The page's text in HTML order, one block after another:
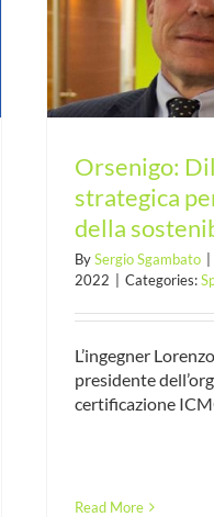
Orsenigo:
strategica
della
BySergio Sgambato
2022
Categories:
L’ingegner
presidente
certificazione
Read More
Mai